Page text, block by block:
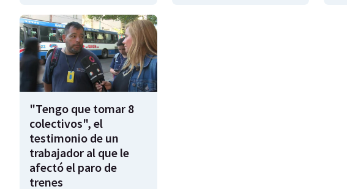
"Tengo que tomar 8
colectivos", el
testimonio de un
trabajador al que le
afectó el paro de
trenes